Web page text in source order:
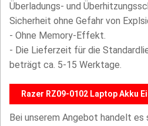
Überladungs- und
Sicherheit ohne Gefahr von
- Ohne Memory-Effekt.
- Die Lieferzeit für die
beträgt ca. 5-15 Werktage.
Razer RZ09-0102 Laptop Akku
Bei unserem Angebot handelt es